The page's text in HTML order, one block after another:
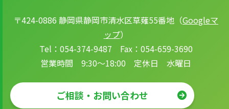
〒424-0886 静岡県静岡市清水区草薙55番地（Googleマ
ップ）
Tel：054-374-9487 Fax：054-659-3690
営業時間 9:30～18:00 定休日 水曜日
ご相談・お問い合わせ